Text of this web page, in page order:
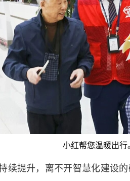
小红帮您温暖出行
续提升，离不开智慧化建设